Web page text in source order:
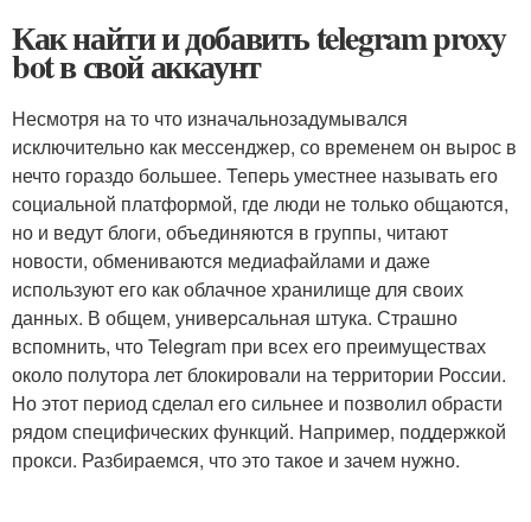
Как найти и добавить telegram proxy
bot в свой аккаунт
Несмотря на то что изначальнозадумывался
исключительно как мессенджер, со временем он вырос в
нечто гораздо большее. Теперь уместнее называть его
социальной платформой, где люди не только общаются,
но и ведут блоги, объединяются в группы, читают
новости, обмениваются медиафайлами и даже
используют его как облачное хранилище для своих
данных. В общем, универсальная штука. Страшно
вспомнить, что Telegram при всех его преимуществах
около полутора лет блокировали на территории России.
Но этот период сделал его сильнее и позволил обрасти
рядом специфических функций. Например, поддержкой
прокси. Разбираемся, что это такое и зачем нужно.